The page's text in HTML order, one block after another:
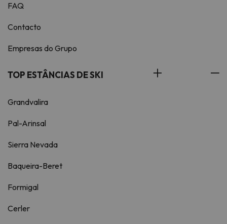
FAQ
Contacto
Empresas do Grupo
TOP ESTÂNCIAS DE SKI
Grandvalira
Pal-Arinsal
Sierra Nevada
Baqueira-Beret
Formigal
Cerler